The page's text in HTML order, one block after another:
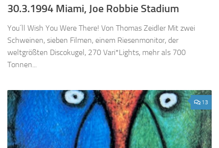
30.3.1994 Miami, Joe Robbie Stadium
You´ll Wish You Were There! Von Thomas Zeidler Mit zwei
Schweinen, sieben Filmen, einem Riesenmonitor, der
weltgrößten Discokugel, 270 Vari*Lights, mehr als 700
Tonnen...
13